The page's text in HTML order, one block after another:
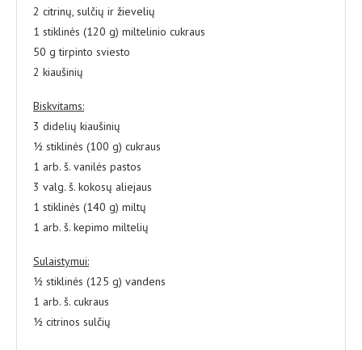
2 citrinų, sulčių ir žievelių
1 stiklinės (120 g) miltelinio cukraus
50 g tirpinto sviesto
2 kiaušinių
Biskvitams:
3 didelių kiaušinių
½ stiklinės (100 g) cukraus
1 arb. š. vanilės pastos
3 valg. š. kokosų aliejaus
1 stiklinės (140 g) miltų
1 arb. š. kepimo miltelių
Sulaistymui:
½ stiklinės (125 g) vandens
1 arb. š. cukraus
½ citrinos sulčių